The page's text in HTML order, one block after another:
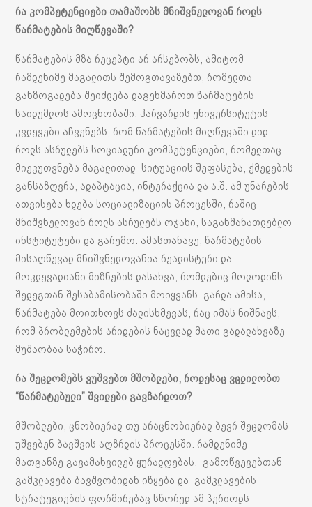
რა კომპეტენციები თამაშობს მნიშვნელოვან როლს
წარმატების მიღწევაში?
წარმატების მზა რეცეპტი არ არსებობს, ამიტომ
რამდენიმე მაგალითს შემოგთავაზებთ, რომელთა
განზოგადება შეიძლება დაგეხმაროთ წარმატების
საიდუმლოს ამოცნობაში. ჰარვარდის უნივერსიტეტის
კვლევები აჩვენებს, რომ წარმატების მიღწევაში დიდ
როლს ასრულებს სოციალური კომპეტენციები, რომელთაც
მიეკუთვნება მაგალითად სიტუაციის შეფასება, ქმედების
განსაზღვრა, ადაპტაცია, ინტერაქცია და ა.შ. ამ უნარების
ათვისება ხდება სოციალიზაციის პროცესში, რაშიც
მნიშვნელოვან როლს ასრულებს ოჯახი, საგანმანათლებლო
ინსტიტუტები და გარემო. ამასთანავე, წარმატების
მისაღწევად მნიშვნელოვანია რეალისტური და
მოკლევადიანი მიზნების დასახვა, რომლებიც მოლოდინს
შედეგთან შესაბამისობაში მოიყვანს. გარდა ამისა,
წარმატება მოითხოვს ძალისხმევას, რაც იმას ნიშნავს,
რომ პრობლემების არიდების ნაცვლად მათი გადალახვაზე
მუშაობაა საჭირო.
რა შეცდომებს ვუშვებთ მშობლები, როდესაც ვცდილობთ
“წარმატებული” შვილები გავზარდოთ?
მშობლები, ცნობიერად თუ არაცნობიერად ბევრ შეცდომას
უშვებენ ბავშვის აღზრდის პროცესში. რამდენიმე
მათგანზე გავამახვილებ ყურადღებას. გამოწვევებთან
გამკლავება ბავშვობიდან იწყება და გამკლავების
სტრატეგიების ფორმირებაც სწორედ ამ პერიოდს